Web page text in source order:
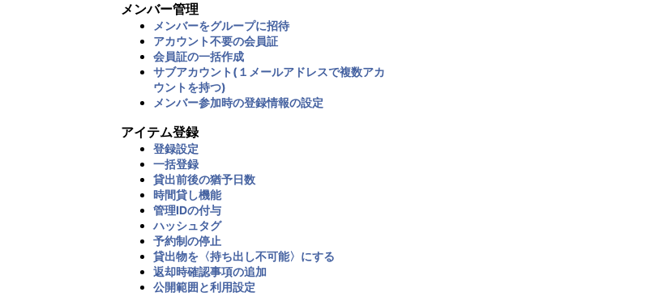
メンバー管理
メンバーをグループに招待
アカウント不要の会員証
会員証の一括作成
サブアカウント(１メールアドレスで複数アカ
ウントを持つ)
メンバー参加時の登録情報の設定
アイテム登録
登録設定
一括登録
貸出前後の猶予日数
時間貸し機能
管理IDの付与
ハッシュタグ
予約制の停止
貸出物を〈持ち出し不可能〉にする
返却時確認事項の追加
公開範囲と利用設定